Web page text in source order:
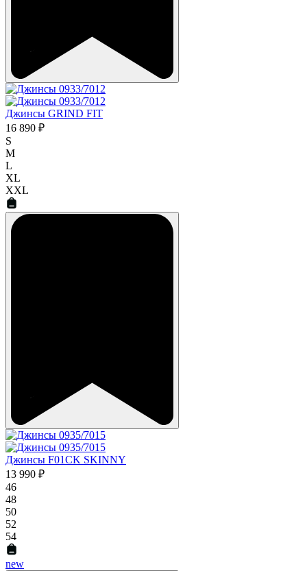
Джинсы GRIND FIT
16 890 ₽
S
M
L
XL
XXL
Джинсы F01CK SKINNY
13 990 ₽
46
48
50
52
54
new